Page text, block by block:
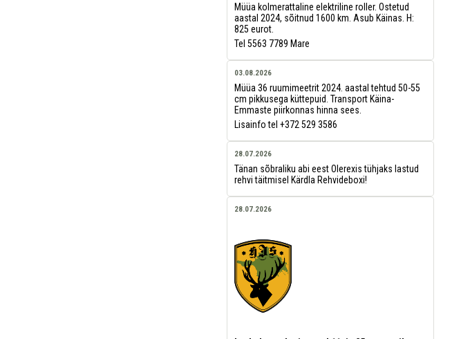
Müüa kolmerattaline elektriline roller. Ostetud
aastal 2024, sõitnud 1600 km. Asub Käinas. H:
825 eurot.
Tel 5563 7789 Mare
03.08.2026
Müüa 36 ruumimeetrit 2024. aastal tehtud 50-55
cm pikkusega küttepuid. Transport Käina-
Emmaste piirkonnas hinna sees.
Lisainfo tel +372 529 3586
28.07.2026
Tänan sõbraliku abi eest Olerexis tühjaks lastud
rehvi täitmisel Kärdla Rehvideboxi!
28.07.2026